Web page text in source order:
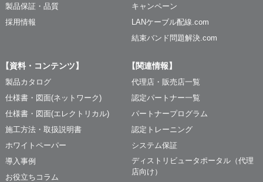
製品保証・品質
採用情報
キャンペーン
LANケーブル配線.com
結束バンド問題解決.com
【資料・コンテンツ】
製品カタログ
仕様書・図面(ネットワーク)
仕様書・図面(エレクトリカル)
施工方法・取扱説明書
ホワイトペーパー
導入事例
お役立ちコラム
【関連情報】
代理店・販売店一覧
認定パートナー一覧
パートナープログラム
認定トレーニング
システム保証
ディストリビュータポータル（代理
店向け）